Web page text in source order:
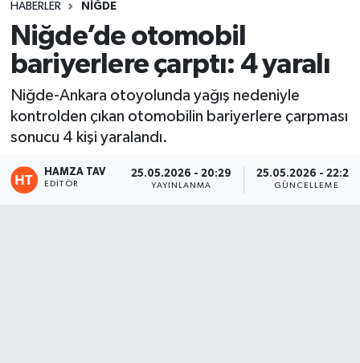
HABERLER NIĞDE
Niğde’de otomobil
bariyerlere çarptı: 4 yaralı
Niğde-Ankara otoyolunda yağış nedeniyle
kontrolden çıkan otomobilin bariyerlere çarpması
sonucu 4 kişi yaralandı.
HAMZA TAV
EDITÖR
25.05.2026 - 20:29
YAYINLANMA
25.05.2026 - 22:20
GÜNCELLEME
Spor
Siyaset
Eğitim
Teknoloji
Haber Arşivi